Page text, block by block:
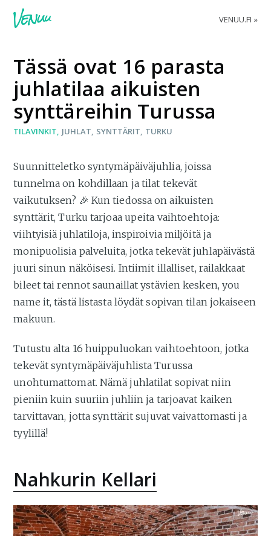
VENUU.FI
Tässä ovat 16 parasta
juhlatilaa aikuisten
synttäreihin Turussa
TILAVINKIT JUHLAT SYNTTÄRIT TURKU
Suunnitteletko syntymäpäiväjuhlia, joissa
tunnelma on kohdillaan ja tilat tekevät
vaikutuksen? 🎉 Kun tiedossa on aikuisten
synttärit, Turku tarjoaa upeita vaihtoehtoja:
viihtyisiä juhlatiloja, inspiroivia miljöitä ja
monipuolisia palveluita, jotka tekevät juhlapäivästä
juuri sinun näköisesi. Intiimit illalliset, railakkaat
bileet tai rennot saunaillat ystävien kesken, you
name it, tästä listasta löydät sopivan tilan jokaiseen
makuun.
Tutustu alta 16 huippuluokan vaihtoehtoon, jotka
tekevät syntymäpäiväjuhlista Turussa
unohtumattomat. Nämä juhlatilat sopivat niin
pieniin kuin suuriin juhliin ja tarjoavat kaiken
tarvittavan, jotta synttärit sujuvat vaivattomasti ja
tyylillä!
Nahkurin Kellari